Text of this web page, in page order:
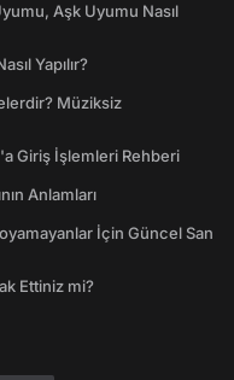
Aşk Uyumu Nasıl
Yapılır?
Müziksiz
Giriş İşlemleri Rehberi
Anlamları
İçin Güncel San
Ettiniz mi?